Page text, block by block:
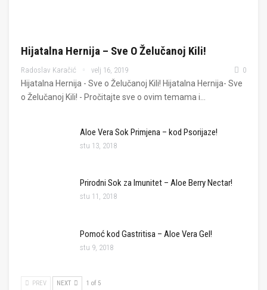
Hijatalna Hernija – Sve O Želučanoj Kili!
Radoslav Karačić velj 16, 2019 0
Hijatalna Hernija - Sve o Želučanoj Kili! Hijatalna Hernija- Sve
o Želučanoj Kili! - Pročitajte sve o ovim temama i…
Aloe Vera Sok Primjena – kod Psorijaze!
stu 13, 2018
Prirodni Sok za Imunitet – Aloe Berry Nectar!
stu 11, 2018
Pomoć kod Gastritisa – Aloe Vera Gel!
stu 9, 2018
PREV NEXT 1 of 5